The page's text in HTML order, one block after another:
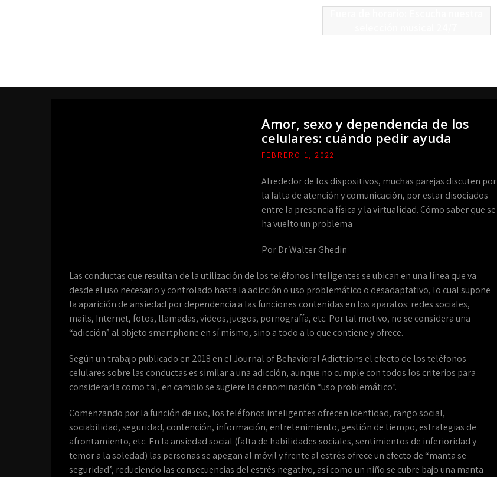
Amor, sexo y dependencia de los
celulares: cuándo pedir ayuda
FEBRERO 1, 2022
Alrededor de los dispositivos, muchas parejas discuten por
la falta de atención y comunicación, por estar disociados
entre la presencia física y la virtualidad. Cómo saber que se
ha vuelto un problema
Por Dr Walter Ghedin
Las conductas que resultan de la utilización de los teléfonos inteligentes se ubican en una línea que va
desde el uso necesario y controlado hasta la adicción o uso problemático o desadaptativo, lo cual supone
la aparición de ansiedad por dependencia a las funciones contenidas en los aparatos: redes sociales,
mails, Internet, fotos, llamadas, videos, juegos, pornografía, etc. Por tal motivo, no se considera una
“adicción” al objeto smartphone en sí mismo, sino a todo a lo que contiene y ofrece.
Según un trabajo publicado en 2018 en el Journal of Behavioral Adicttions el efecto de los teléfonos
celulares sobre las conductas es similar a una adicción, aunque no cumple con todos los criterios para
considerarla como tal, en cambio se sugiere la denominación “uso problemático”.
Comenzando por la función de uso, los teléfonos inteligentes ofrecen identidad, rango social,
sociabilidad, seguridad, contención, información, entretenimiento, gestión de tiempo, estrategias de
afrontamiento, etc. En la ansiedad social (falta de habilidades sociales, sentimientos de inferioridad y
temor a la soledad) las personas se apegan al móvil y frente al estrés ofrece un efecto de “manta se
seguridad”, reduciendo las consecuencias del estrés negativo, así como un niño se cubre bajo una manta